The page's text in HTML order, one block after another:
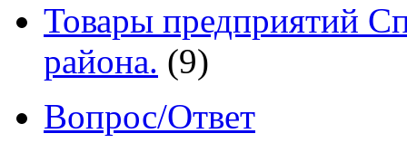
Товары предприятий
района. (9)
Вопрос/Ответ